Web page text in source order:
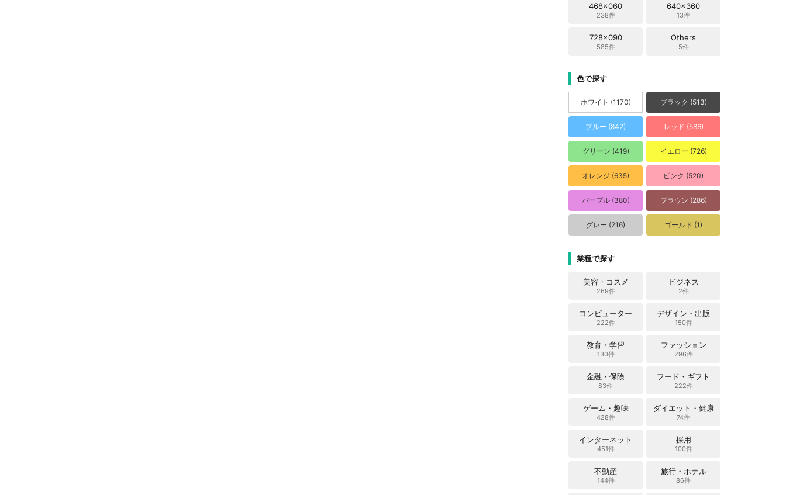
468x060
238件
640x360
13件
728x090
585件
Others
5件
色で探す
ホワイト (1170) ブラック (513)
ブルー (842) レッド (586)
グリーン (419) イエロー (726)
オレンジ (635) ピンク (520)
パープル (380) ブラウン (286)
グレー (216) ゴールド (1)
業種で探す
美容・コスメ
269件
ビジネス
2件
コンピューター
222件
デザイン・出版
150件
教育・学習
130件
ファッション
296件
金融・保険
83件
フード・ギフト
222件
ゲーム・趣味
428件
ダイエット・健康
74件
インターネット
451件
採用
100件
不動産
144件
旅行・ホテル
86件